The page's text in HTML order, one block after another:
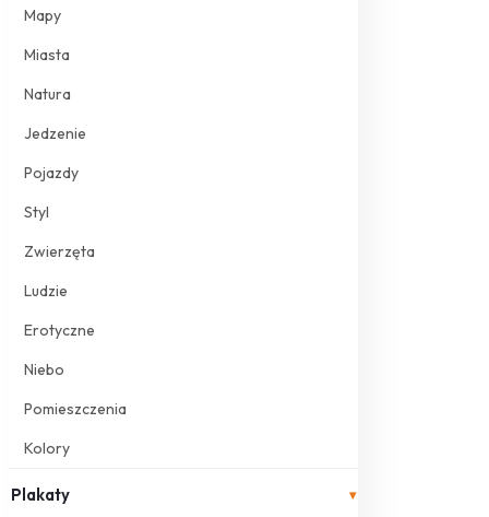
Mapy
Miasta
Natura
Jedzenie
Pojazdy
Styl
Zwierzęta
Ludzie
Erotyczne
Niebo
Pomieszczenia
Kolory
Plakaty ▾